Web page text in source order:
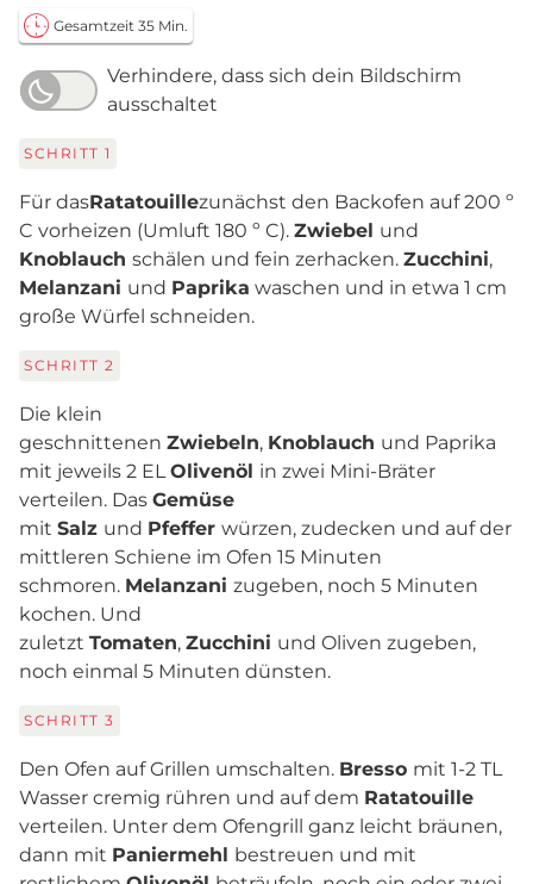
Gesamtzeit 35 Min.
Verhindere, dass sich dein Bildschirm
ausschaltet
SCHRITT 1
Für dasRatatouillezunächst den Backofen auf 200 º
C vorheizen (Umluft 180 º C). Zwiebel und
Knoblauch schälen und fein zerhacken. Zucchini,
Melanzani und Paprika waschen und in etwa 1 cm
große Würfel schneiden.
SCHRITT 2
Die klein
geschnittenen Zwiebeln, Knoblauch und Paprika
mit jeweils 2 ELOlivenöl in zwei Mini-Bräter
verteilen. Das Gemüse
mit Salz und Pfeffer würzen, zudecken und auf der
mittleren Schiene im Ofen 15 Minuten
schmoren. Melanzani zugeben, noch 5 Minuten
kochen. Und
zuletzt Tomaten, Zucchini und Oliven zugeben,
noch einmal 5 Minuten dünsten.
SCHRITT 3
Den Ofen auf Grillen umschalten. Bresso mit 1-2 TL
Wasser cremig rühren und auf dem Ratatouille
verteilen. Unter dem Ofengrill ganz leicht bräunen,
dann mit Paniermehl bestreuen und mit